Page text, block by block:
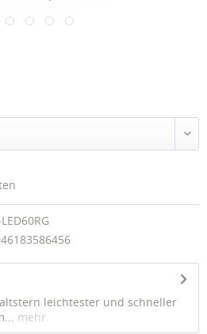
leichtester und schneller
mehr